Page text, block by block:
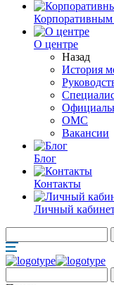
Корпоративным
О центре
Назад
История
ОМС
Вакансии
Блог
Контакты
Личный